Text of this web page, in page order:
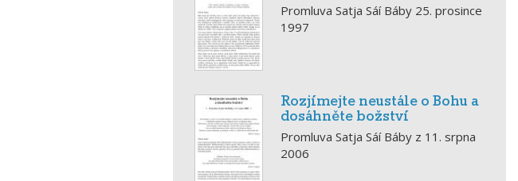
Promluva Satja Sáí Báby 25. prosince
1997
Rozjímejte neustále o Bohu a
dosáhněte božství
Promluva Satja Sáí Báby z 11. srpna
2006